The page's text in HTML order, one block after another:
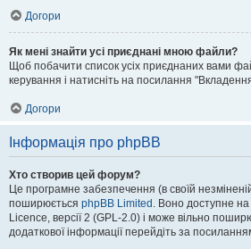
Догори
Як мені знайти усі приєднані мною файли?
Щоб побачити список усіх приєднаних вами
керування і натисніть на посилання
Догори
Інформація про phpBB
Хто створив цей форум?
Це програмне забезпечення (в своїй
поширюється phpBB Limited . Воно доступне
Licence, версії 2 (GPL-2.0) і може вільно
додаткової інформації перейдіть за